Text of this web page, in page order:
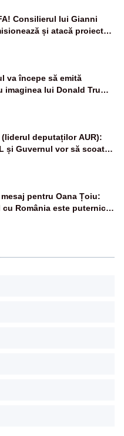
Consilierul lui Gianni
și atacă proiectul
străini
va începe să emită
imaginea lui Donald Trump
august
(liderul deputaților AUR):
și Guvernul vor să scoată
publice pentru a stinge
pentru Oana Țoiu:
cu România este puternic